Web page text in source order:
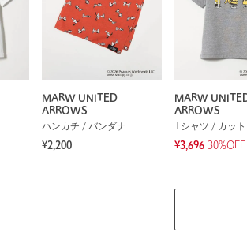
MARW UNITED
ARROWS
ハンカチ / バンダナ
¥2,200
MARW
ARROWS
Tシャツ / カッ
¥3,696 30%OFF